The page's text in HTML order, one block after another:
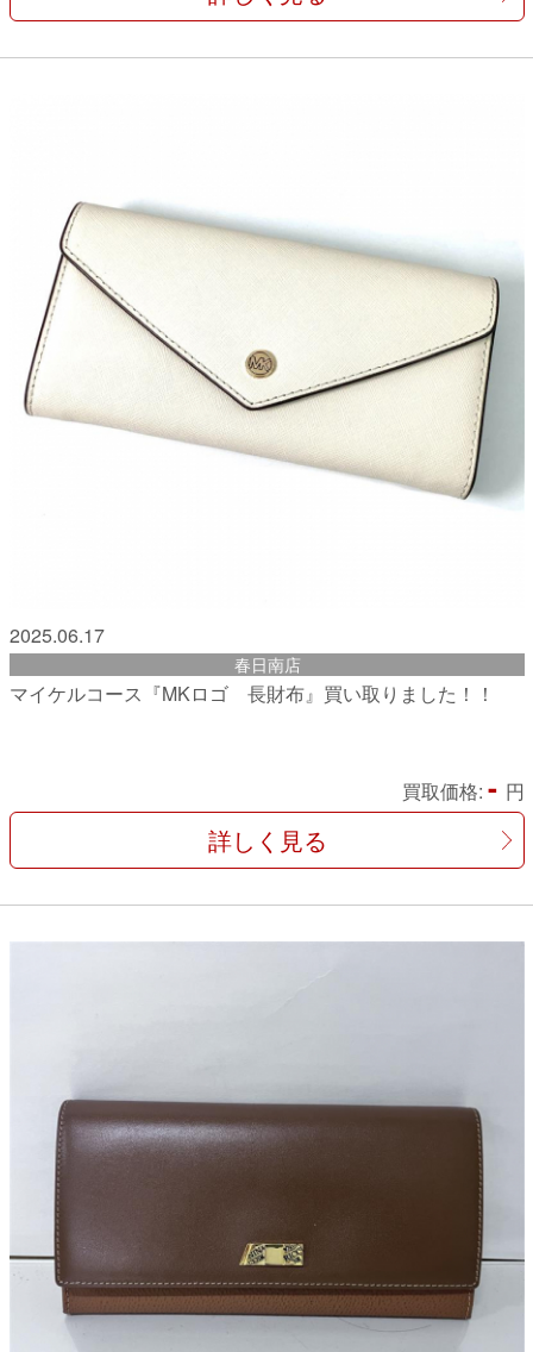
2025.06.17
春日南店
マイケルコース『MKロゴ 長財布』買い取りました！！
買取価格: - 円
詳しく見る